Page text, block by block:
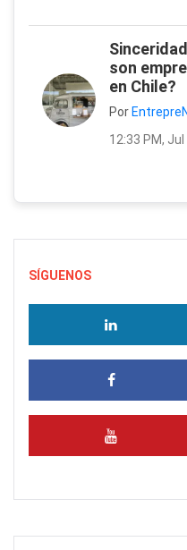
son
en Chile?
Por
12:33 PM, Jul
SÍGUENOS